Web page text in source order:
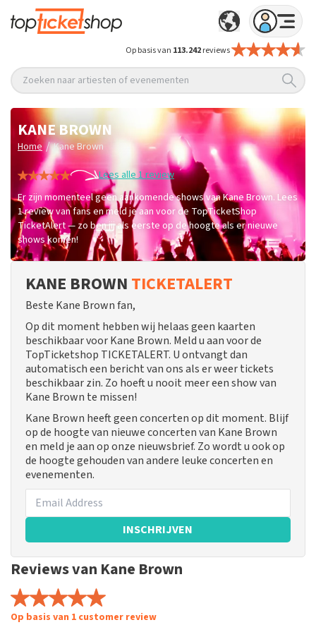
Op basis van 113.242reviews
Zoeken naar artiesten of evenementen
KANE BROWN
Home / Kane Brown
Lees alle 1 review
Er zijn momenteel geen aankomende shows van Kane Brown. Lees
1 review van fans en meld je aan voor de TopTicketShop
TicketAlert — zo ben jij als eerste op de hoogte als er nieuwe
shows komen!
KANE BROWN TICKETALERT
Beste Kane Brown fan,
Op dit moment hebben wij helaas geen kaarten
beschikbaar voor Kane Brown. Meld u aan voor de
TopTicketshop TICKETALERT. U ontvangt dan
automatisch een bericht van ons als er weer tickets
beschikbaar zin. Zo hoeft u nooit meer een show van
Kane Brown te missen!
Kane Brown heeft geen concerten op dit moment. Blijf
op de hoogte van nieuwe concerten van Kane Brown
en meld je aan op onze nieuwsbrief. Zo wordt u ook op
de hoogte gehouden van andere leuke concerten en
evenementen.
INSCHRIJVEN
Reviews van Kane Brown
Op basis van 1 customer review